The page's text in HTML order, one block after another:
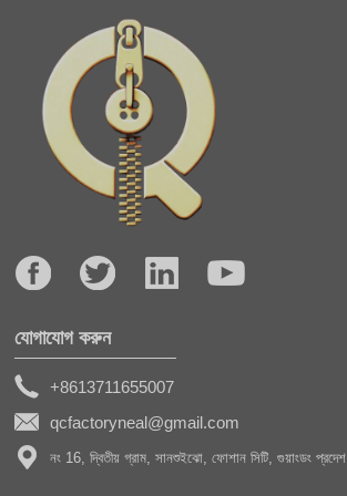
যোগাযোগ করুন
+8613711655007
qcfactoryneal@gmail.com
নং 16, দ্বিতীয় গ্রাম, সানশুইঝো, ফোশান সিটি, গুয়াংডং প্রদেশ